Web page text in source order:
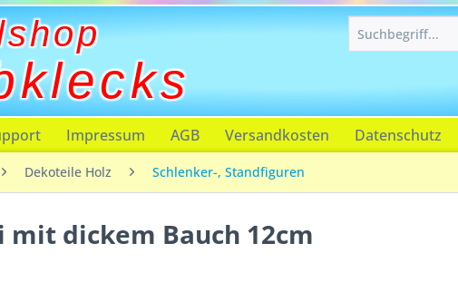
Impressum AGB Versandkosten Datenschutz
Dekoteile Holz Schlenker-, Standfiguren
dickem Bauch 12cm